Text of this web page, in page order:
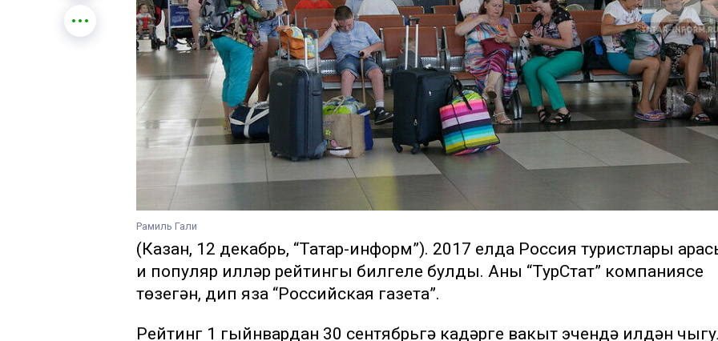
Рамиль Гали
(Казан, 12 декабрь, “Татар-информ”). 2017 елда Россия туристлары
иң популяр илләр рейтингы билгеле булды. Аны “ТурСтат” компаниясе
төзегән, дип яза “Российская газета”.
Рейтинг 1 гыйнвардан 30 сентябрьгә кадәрге вакыт эчендә илдән